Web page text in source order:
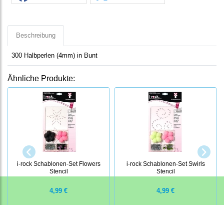
Beschreibung
300 Halbperlen (4mm) in Bunt
Ähnliche Produkte:
i-rock Schablonen-Set Flowers
Stencil
4,99 €
i-rock Schablonen-Set Swirls
Stencil
4,99 €